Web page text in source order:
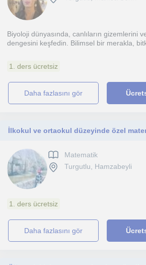
Biyoloji dünyasında, canlıların gizemlerini
dengesini keşfedin. Bilimsel bir merakla,
1. ders ücretsiz
daha fazlasını gör
İlkokul ve ortaokul düzeyinde özel
Matematik
Turgutlu, Hamzabeyli
1. ders ücretsiz
daha fazlasını gör